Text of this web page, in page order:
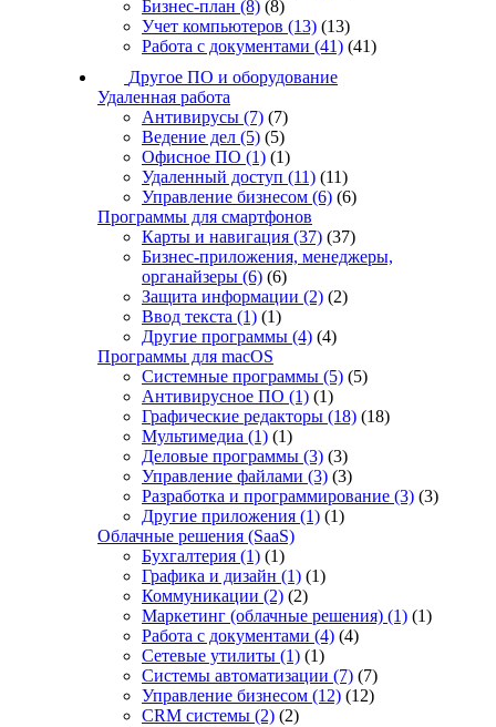
Бизнес-план (8) (8)
Учет компьютеров (13) (13)
Работа с документами (41) (41)
Другое ПО и оборудование
Удаленная работа
Антивирусы (7) (7)
Ведение дел (5) (5)
Офисное ПО (1) (1)
Удаленный доступ (11) (11)
Управление бизнесом (6) (6)
Программы для смартфонов
Карты и навигация (37) (37)
Бизнес-приложения, менеджеры,
органайзеры (6) (6)
Защита информации (2) (2)
Ввод текста (1) (1)
Другие программы (4) (4)
Программы для macOS
Системные программы (5) (5)
Антивирусное ПО (1) (1)
Графические редакторы (18) (18)
Мультимедиа (1) (1)
Деловые программы (3) (3)
Управление файлами (3) (3)
Разработка и программирование (3) (3)
Другие приложения (1) (1)
Облачные решения (SaaS)
Бухгалтерия (1) (1)
Графика и дизайн (1) (1)
Коммуникации (2) (2)
Маркетинг (облачные решения) (1) (1)
Работа с документами (4) (4)
Сетевые утилиты (1) (1)
Системы автоматизации (7) (7)
Управление бизнесом (12) (12)
CRM системы (2) (2)